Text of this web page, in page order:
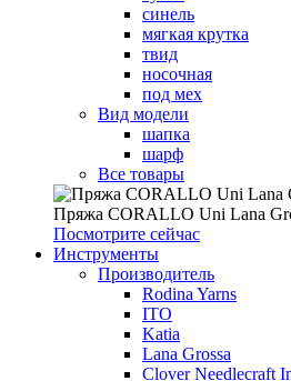
синель
мягкая крутка
твид
носочная
под мех
Вид модели
шапка
шарф
Все товары
Пряжа CORALLO Uni Lana
Посмотрите сейчас
Инструменты
Производитель
Rodina Yarns
ITO
Katia
Lana Grossa
Clover Needlecraft